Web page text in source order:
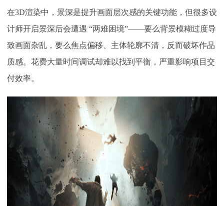
AI视频插帧
AI视频插帧
AI视频插帧
AI视频插帧
AI视频插帧
AI视频插帧
Blender 云渲染方案
Maya AI渲染方案
Blender 云渲染方案
Maya AI渲染方案
Blender 云渲染方案
Maya AI渲染方案
Blender 云渲染方案
Maya AI渲染方案
Blender 云渲染方案
Maya AI渲染方案
Blender 云渲染方案
Maya AI渲染方案
价格
效果图价格
效果图价格
效果图价格
效果图价格
效果图价格
效果图价格
案例
渲染百科
渲染大赛
渲染百科
渲染大赛
渲染百科
渲染大赛
渲染百科
渲染大赛
渲染百科
渲染大赛
渲染百科
渲染大赛
特惠专区
关于我们
动画客户端
效果图客户端
动画客户端
效果图客户端
动画客户端
效果图客户端
动画客户端
效果图客户端
动画客户端
效果图客户端
动画客户端
效果图客户端
帮助/教程
登录
在3D渲染中，景深是提升画面层次感的关键功能，但很多设
计师开启景深后会遭遇 “两难困境”——要么背景模糊过度导
致画面杂乱，要么焦点偏移、主体轮廓不清，反而破坏作品
质感。花费大量时间调试却难以找到平衡，严重影响项目交
付效率。